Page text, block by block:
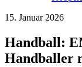
15. Januar 2026
Handball:
Handballer